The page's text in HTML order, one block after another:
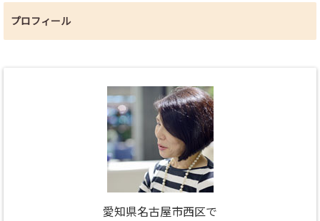
プロフィール
愛知県名古屋市西区で